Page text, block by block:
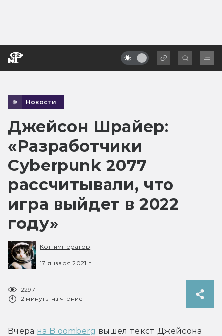
Новости
Джейсон Шрайер:
«Разработчики
Cyberpunk 2077
рассчитывали, что
игра выйдет в 2022
году»
Кот-император
17 января 2021 г.
2297
2 минуты на чтение
Вчера на Bloomberg вышел текст Джейсона